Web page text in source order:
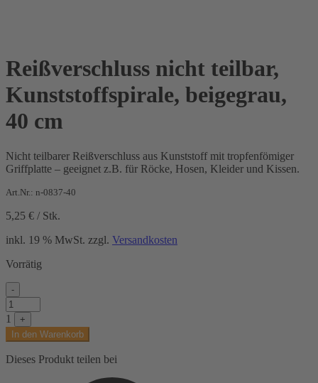
Reißverschluss nicht teilbar,
Kunststoffspirale, beigegrau,
40 cm
Nicht teilbarer Reißverschluss aus Kunststoff mit tropfenfömiger
Griffplatte – geeignet z.B. für Röcke, Hosen, Kleider und Kissen.
Art.Nr.: n-0837-40
5,25 € / Stk.
inkl. 19 % MwSt. zzgl. Versandkosten
Vorrätig
-
Reißverschluss
nicht
teilbar,
Kunststoffspirale,
beigegrau,
40
1
+
In den Warenkorb
Dieses Produkt teilen bei